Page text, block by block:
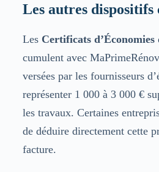
Les autres dispositifs
Les Certificats
cumulent avec
versées par les fournisseurs
représenter 1 000 à 3 000 €
les travaux. Certaines
de déduire directement cette
facture.